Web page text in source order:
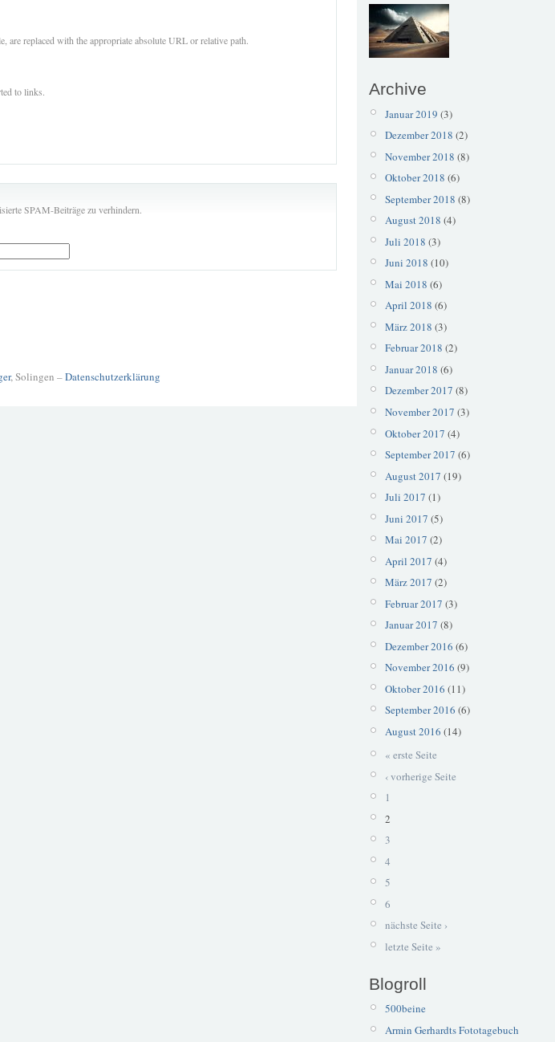
replaced with the appropriate absolute URL or relative path.
to links.
SPAM-Beiträge zu verhindern.
, Solingen –Datenschutzerklärung
Archive
Januar 2019 (3)
Dezember 2018 (2)
November 2018 (8)
Oktober 2018 (6)
September 2018 (8)
August 2018 (4)
Juli 2018 (3)
Juni 2018 (10)
Mai 2018 (6)
April 2018 (6)
März 2018 (3)
Februar 2018 (2)
Januar 2018 (6)
Dezember 2017 (8)
November 2017 (3)
Oktober 2017 (4)
September 2017 (6)
August 2017 (19)
Juli 2017 (1)
Juni 2017 (5)
Mai 2017 (2)
April 2017 (4)
März 2017 (2)
Februar 2017 (3)
Januar 2017 (8)
Dezember 2016 (6)
November 2016 (9)
Oktober 2016 (11)
September 2016 (6)
August 2016 (14)
« erste Seite
‹ vorherige Seite
1
2
3
4
5
6
nächste Seite ›
letzte Seite »
Blogroll
500beine
Armin Gerhardts Fototagebuch